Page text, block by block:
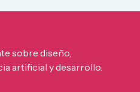
sobre diseño,
artificial y desarrollo.